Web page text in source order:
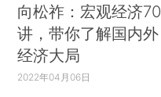
向松祚：宏观经济70
讲，带你了解国内外
经济大局
2022年04月06日